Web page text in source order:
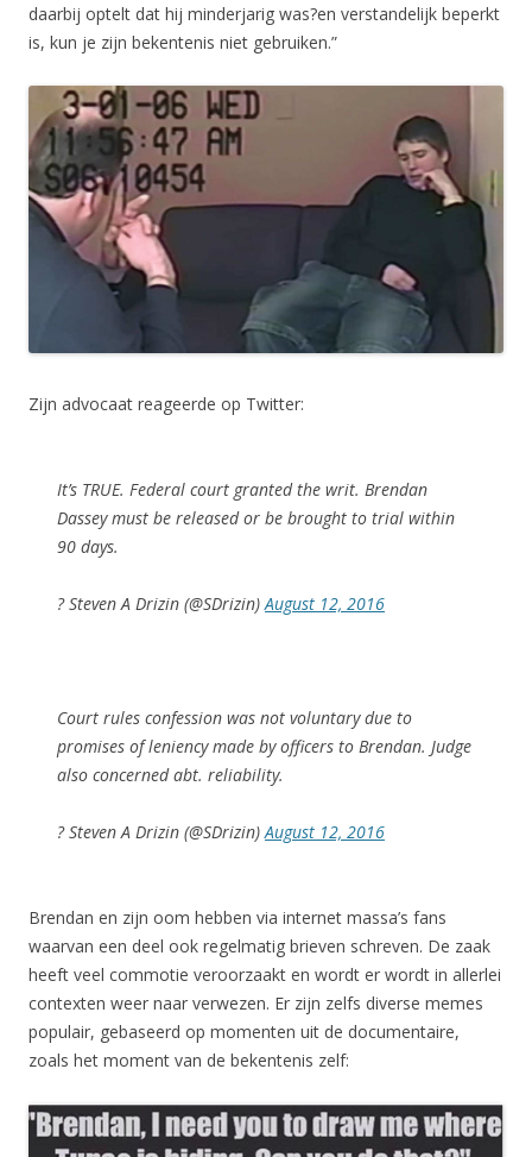
daarbij optelt dat hij minderjarig was?en verstandelijk beperkt
is, kun je zijn bekentenis niet gebruiken.”
Zijn advocaat reageerde op Twitter:
It’s TRUE. Federal court granted the writ. Brendan
Dassey must be released or be brought to trial within
90 days.
? Steven A Drizin (@SDrizin) August 12, 2016
Court rules confession was not voluntary due to
promises of leniency made by officers to Brendan. Judge
also concerned abt. reliability.
? Steven A Drizin (@SDrizin) August 12, 2016
Brendan en zijn oom hebben via internet massa’s fans
waarvan een deel ook regelmatig brieven schreven. De zaak
heeft veel commotie veroorzaakt en wordt er wordt in allerlei
contexten weer naar verwezen. Er zijn zelfs diverse memes
populair, gebaseerd op momenten uit de documentaire,
zoals het moment van de bekentenis zelf: